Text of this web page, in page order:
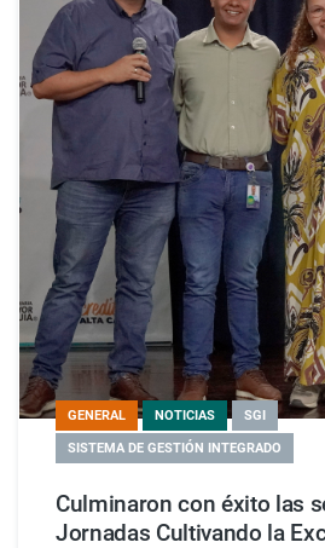
GENERAL NOTICIAS SGI
SISTEMA DE GESTIÓN INTEGRADO
Culminaron con éxito las
Jornadas Cultivando la